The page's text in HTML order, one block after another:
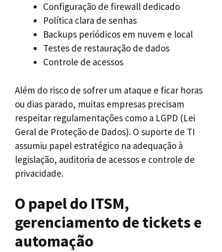
Configuração de firewall dedicado
Política clara de senhas
Backups periódicos em nuvem e local
Testes de restauração de dados
Controle de acessos
Além do risco de sofrer um ataque e ficar horas
ou dias parado, muitas empresas precisam
respeitar regulamentações como a LGPD (Lei
Geral de Proteção de Dados). O suporte de TI
assumiu papel estratégico na adequação à
legislação, auditoria de acessos e controle de
privacidade.
O papel do ITSM,
gerenciamento de tickets e
automação